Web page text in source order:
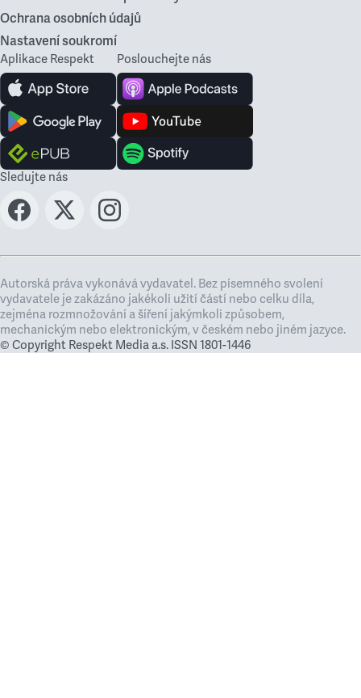
Ochrana osobních údajů
Nastavení soukromí
Aplikace Respekt Poslouchejte nás
Sledujte nás
Autorská práva vykonává vydavatel. Bez písemného svolení
vydavatele je zakázáno jakékoli užití částí nebo celku díla,
zejména rozmnožování a šíření jakýmkoli způsobem,
mechanickým nebo elektronickým, v českém nebo jiném jazyce.
© Copyright Respekt Media a.s. ISSN 1801-1446